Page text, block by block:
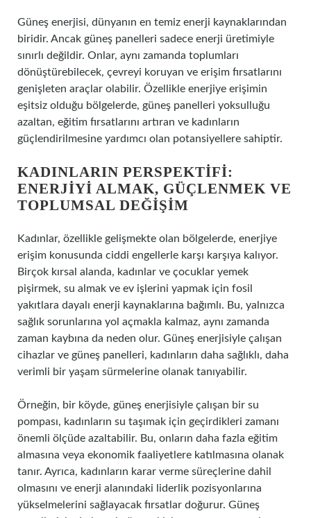
Güneş enerjisi, dünyanın en temiz enerji kaynaklarından
biridir. Ancak güneş panelleri sadece enerji üretimiyle
sınırlı değildir. Onlar, aynı zamanda toplumları
dönüştürebilecek, çevreyi koruyan ve erişim fırsatlarını
genişleten araçlar olabilir. Özellikle enerjiye erişimin
eşitsiz olduğu bölgelerde, güneş panelleri yoksulluğu
azaltan, eğitim fırsatlarını artıran ve kadınların
güçlendirilmesine yardımcı olan potansiyellere sahiptir.
KADINLARIN PERSPEKTIFI:
ENERJIYI ALMAK, GÜÇLENMEK VE
TOPLUMSAL DEĞIŞIM
Kadınlar, özellikle gelişmekte olan bölgelerde, enerjiye
erişim konusunda ciddi engellerle karşı karşıya kalıyor.
Birçok kırsal alanda, kadınlar ve çocuklar yemek
pişirmek, su almak ve ev işlerini yapmak için fosil
yakıtlara dayalı enerji kaynaklarına bağımlı. Bu, yalnızca
sağlık sorunlarına yol açmakla kalmaz, aynı zamanda
zaman kaybına da neden olur. Güneş enerjisiyle çalışan
cihazlar ve güneş panelleri, kadınların daha sağlıklı, daha
verimli bir yaşam sürmelerine olanak tanıyabilir.
Örneğin, bir köyde, güneş enerjisiyle çalışan bir su
pompası, kadınların su taşımak için geçirdikleri zamanı
önemli ölçüde azaltabilir. Bu, onların daha fazla eğitim
almasına veya ekonomik faaliyetlere katılmasına olanak
tanır. Ayrıca, kadınların karar verme süreçlerine dahil
olmasını ve enerji alanındaki liderlik pozisyonlarına
yükselmelerini sağlayacak fırsatlar doğurur. Güneş